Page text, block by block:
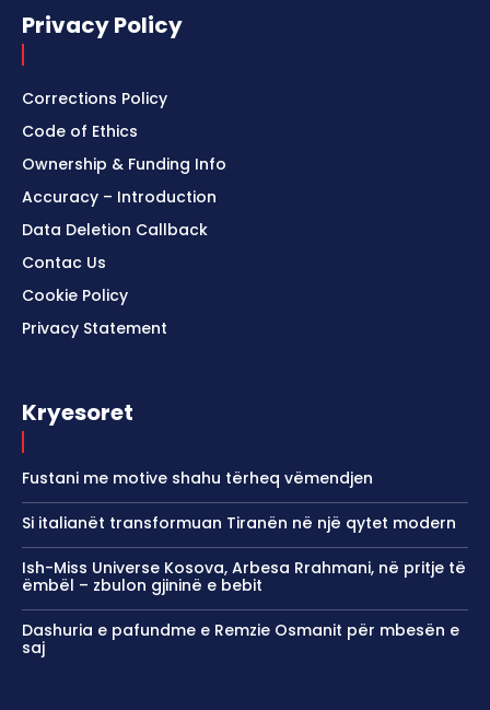
Privacy Policy
Corrections Policy
Code of Ethics
Ownership & Funding Info
Accuracy – Introduction
Data Deletion Callback
Contac Us
Cookie Policy
Privacy Statement
Kryesoret
Fustani me motive shahu tërheq vëmendjen
Si italianët transformuan Tiranën në një qytet modern
Ish-Miss Universe Kosova, Arbesa Rrahmani, në pritje të
ëmbël – zbulon gjininë e bebit
Dashuria e pafundme e Remzie Osmanit për mbesën e
saj